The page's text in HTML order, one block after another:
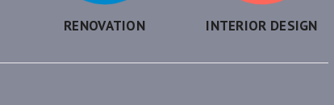
RENOVATION INTERIOR DESIGN